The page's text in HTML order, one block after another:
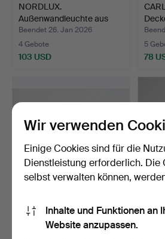
NORDLUX.
Außenwandleuchte aus
patiniertem …
Beendet 26. Jan 2026
4 Gebote
103 USD
Me…
5
78
SVEND AAGE HOLM
SØRENSEN (1913-2004).
Beendet 17. Jan 2026
Wir verwenden
Einige Cookies sind für die
Dienstleistung erforderlich. Die
selbst verwalten können,
Inhalte und Funktionen an
Website anzupassen.